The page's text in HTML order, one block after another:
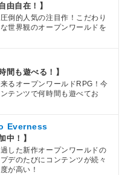
由自在！】
倒的人気の注目作！こだわり
世界観のオープンワールドを
間も遊べる！】
るオープンワールドRPG！今
テンツで何時間も遊べてお
Everness
中！】
した新作オープンワールドの
デのたびにコンテンツが続々
が高い！